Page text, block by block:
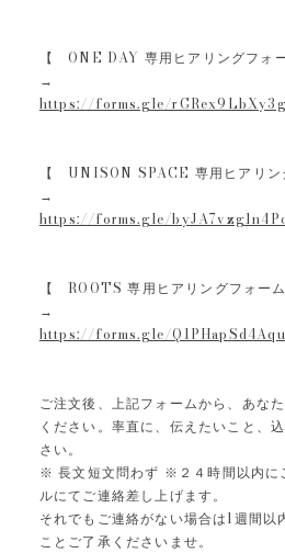
【 ONE DAY 専用ヒアリングフォ
→
https://forms.gle/
【 UNISON SPACE 専用ヒアリン
→
https://forms.gle/
【 ROOTS 専用ヒアリングフォー
→
https://forms.gle/
ご注文後、上記フォームから、あな
ください。率直に、伝えたいこと、
さい。
※ 長文短文問わず ※２４時間以内に
ルにてご連絡差し上げます。
それでもご連絡がない場合は1週間以
ことご了承くださいませ。